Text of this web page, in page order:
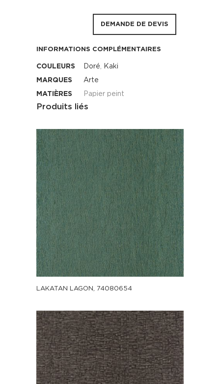
DEMANDE DE DEVIS
INFORMATIONS COMPLÉMENTAIRES
COULEURS Doré, Kaki
MARQUES
Arte
MATIÈRES
Papier peint
Produits liés
LAKATAN LAGON, 74080654